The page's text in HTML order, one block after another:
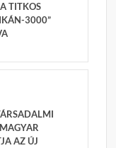
TITKOS
3000”
AZ ÚJ